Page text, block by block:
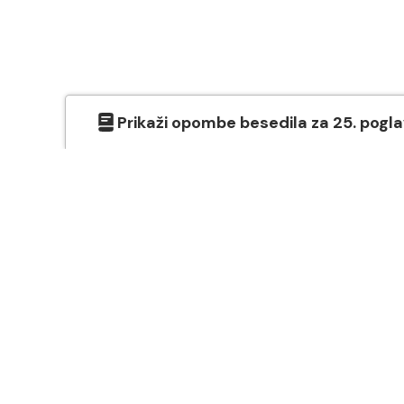
Prikaži opombe besedila za 25.